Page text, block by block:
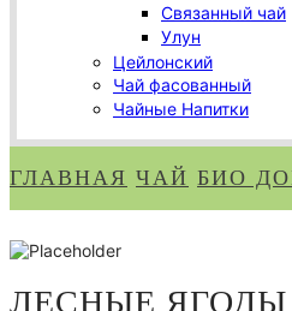
Связанный чай
Улун
Цейлонский
Чай фасованный
Чайные Напитки
ГЛАВНАЯ ЧАЙ БИО
ЛЕСНЫЕ